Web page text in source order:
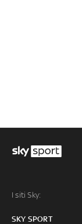
I siti Sky:
SKY SPORT